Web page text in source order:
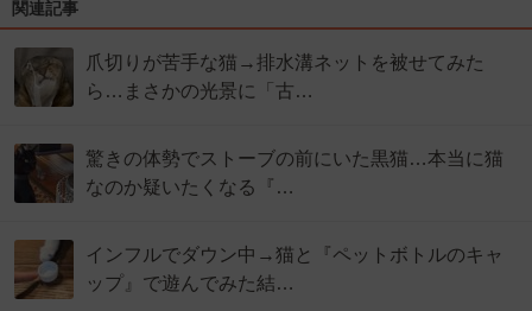
関連記事
爪切りが苦手な猫→排水溝ネットを被せてみた
ら…まさかの光景に「古…
驚きの体勢でストーブの前にいた黒猫…本当に猫
なのか疑いたくなる『…
インフルでダウン中→猫と『ペットボトルのキャ
ップ』で遊んでみた結…